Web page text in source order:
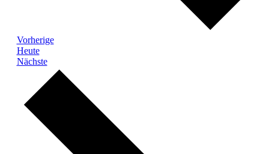
VorherigeVeranstaltungen
Heute
NächsteVeranstaltungen